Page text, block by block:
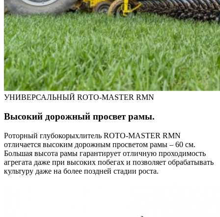
УНИВЕРСАЛЬНЫЙ ROTO-MASTER RMN
Высокий дорожный просвет рамы.
Роторный глубокорыхлитель ROTO-MASTER RMN
отличается высоким дорожным просветом рамы – 60 см.
Большая высота рамы гарантирует отличную проходимость
агрегата даже при высоких побегах и позволяет обрабатывать
культуру даже на более поздней стадии роста.